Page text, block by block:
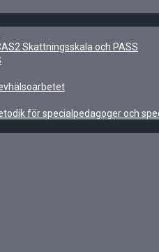
Skattningsskala och PASS
för specialpedagoger och